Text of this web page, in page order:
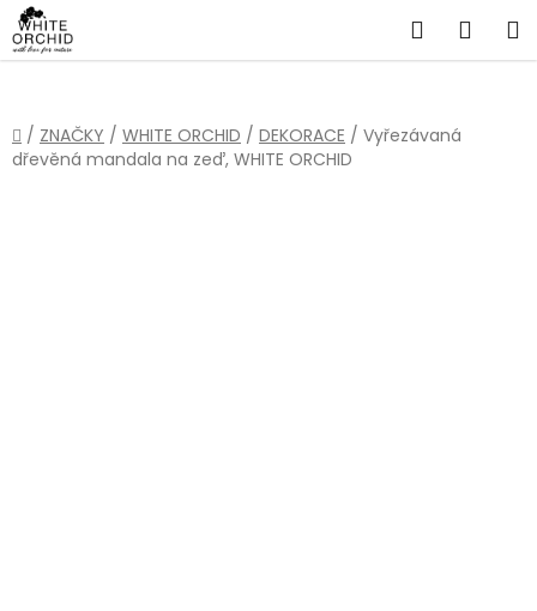
Přejít
na
obsah
Hledat
Domů
/ ZNAČKY / WHITE ORCHID / DEKORACE / Vyřezávaná
dřevěná mandala na zeď, WHITE ORCHID